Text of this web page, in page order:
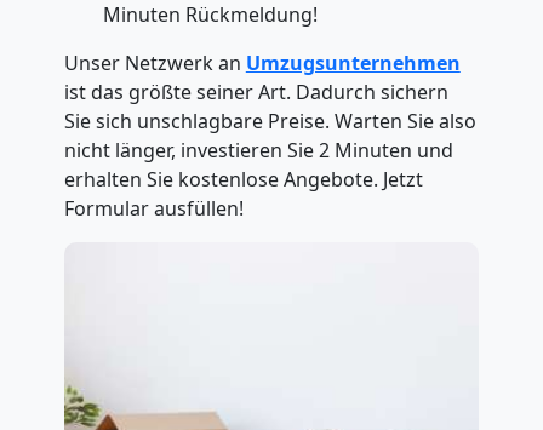
Minuten Rückmeldung!
Unser Netzwerk an Umzugsunternehmen
ist das größte seiner Art. Dadurch sichern
Sie sich unschlagbare Preise. Warten Sie also
nicht länger, investieren Sie 2 Minuten und
erhalten Sie kostenlose Angebote. Jetzt
Formular ausfüllen!